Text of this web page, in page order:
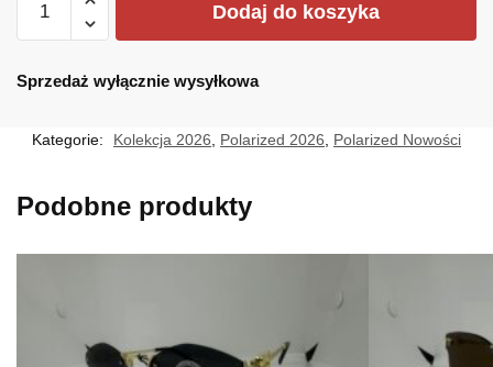
Dodaj do koszyka
Sprzedaż wyłącznie wysyłkowa
Kategorie: Kolekcja 2026, Polarized 2026, Polarized Nowości
Podobne produkty